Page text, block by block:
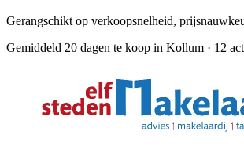
Gerangschikt op verkoopsnelheid,
Gemiddeld 20 dagen te koop in Kollum · 12